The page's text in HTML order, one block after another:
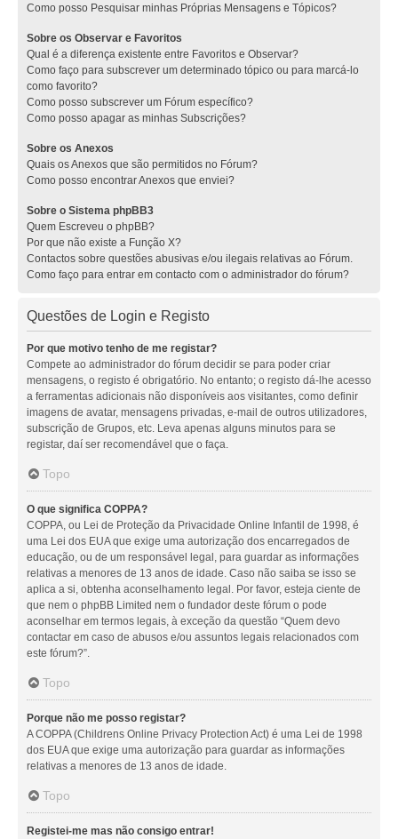
Como posso Pesquisar minhas Próprias Mensagens e Tópicos?
Sobre os Observar e Favoritos
Qual é a diferença existente entre Favoritos e Observar?
Como faço para subscrever um determinado tópico ou para marcá-lo
como favorito?
Como posso subscrever um Fórum específico?
Como posso apagar as minhas Subscrições?
Sobre os Anexos
Quais os Anexos que são permitidos no Fórum?
Como posso encontrar Anexos que enviei?
Sobre o Sistema phpBB3
Quem Escreveu o phpBB?
Por que não existe a Função X?
Contactos sobre questões abusivas e/ou ilegais relativas ao Fórum.
Como faço para entrar em contacto com o administrador do fórum?
Questões de Login e Registo
Por que motivo tenho de me registar?
Compete ao administrador do fórum decidir se para poder criar
mensagens, o registo é obrigatório. No entanto; o registo dá-lhe acesso
a ferramentas adicionais não disponíveis aos visitantes, como definir
imagens de avatar, mensagens privadas, e-mail de outros utilizadores,
subscrição de Grupos, etc. Leva apenas alguns minutos para se
registar, daí ser recomendável que o faça.
Topo
O que significa COPPA?
COPPA, ou Lei de Proteção da Privacidade Online Infantil de 1998, é
uma Lei dos EUA que exige uma autorização dos encarregados de
educação, ou de um responsável legal, para guardar as informações
relativas a menores de 13 anos de idade. Caso não saiba se isso se
aplica a si, obtenha aconselhamento legal. Por favor, esteja ciente de
que nem o phpBB Limited nem o fundador deste fórum o pode
aconselhar em termos legais, à exceção da questão “Quem devo
contactar em caso de abusos e/ou assuntos legais relacionados com
este fórum?”.
Topo
Porque não me posso registar?
A COPPA (Childrens Online Privacy Protection Act) é uma Lei de 1998
dos EUA que exige uma autorização para guardar as informações
relativas a menores de 13 anos de idade.
Topo
Registei-me mas não consigo entrar!